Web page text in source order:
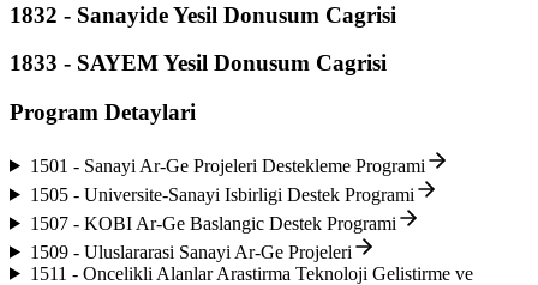
1832 - Sanayide Yesil Donusum Cagrisi
1833 - SAYEM Yesil Donusum Cagrisi
Program Detaylari
1501 - Sanayi Ar-Ge Projeleri Destekleme Programi
1505 - Universite-Sanayi Isbirligi Destek Programi
1507 - KOBI Ar-Ge Baslangic Destek Programi
1509 - Uluslararasi Sanayi Ar-Ge Projeleri
1511 - Oncelikli Alanlar Arastirma Teknoloji Gelistirme ve